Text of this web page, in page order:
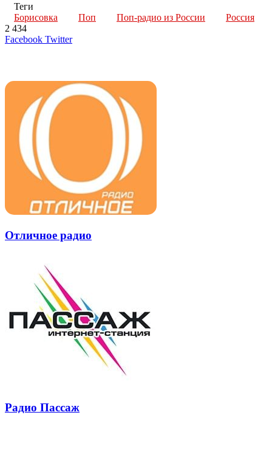
Теги
Борисовка
Поп Поп-радио из России
Россия
2 434
Facebook TwitterLinkedIn
Tumblr
Reddit
Вконтакте
Одноклассники
Skype
Messenger
Messenger
WhatsApp
Telegram
Viber
Line
Поделиться
Печатать
Отличное радио
Радио Пассаж